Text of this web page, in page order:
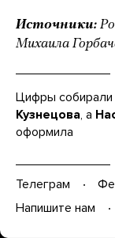
Источники:
Михаила
Цифры собирали
Кузнецова, а
оформила
Телеграм
Напишите нам